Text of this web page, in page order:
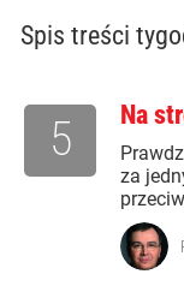
Spis treści
Na
za
5